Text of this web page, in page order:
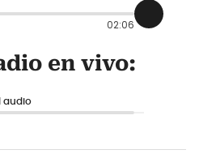
02:06
en vivo:
audio